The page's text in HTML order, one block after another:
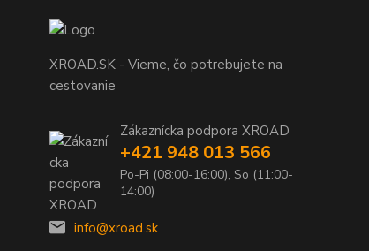
XROAD.SK - Vieme, čo potrebujete na
cestovanie
Zákaznícka podpora XROAD
+421 948 013 566
Po-Pi (08:00-16:00), So (11:00-
14:00)
info@xroad.sk